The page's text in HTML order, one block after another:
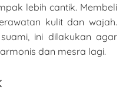
lebih cantik. Membeli
kulit dan wajah.
ini dilakukan agar
dan mesra lagi.